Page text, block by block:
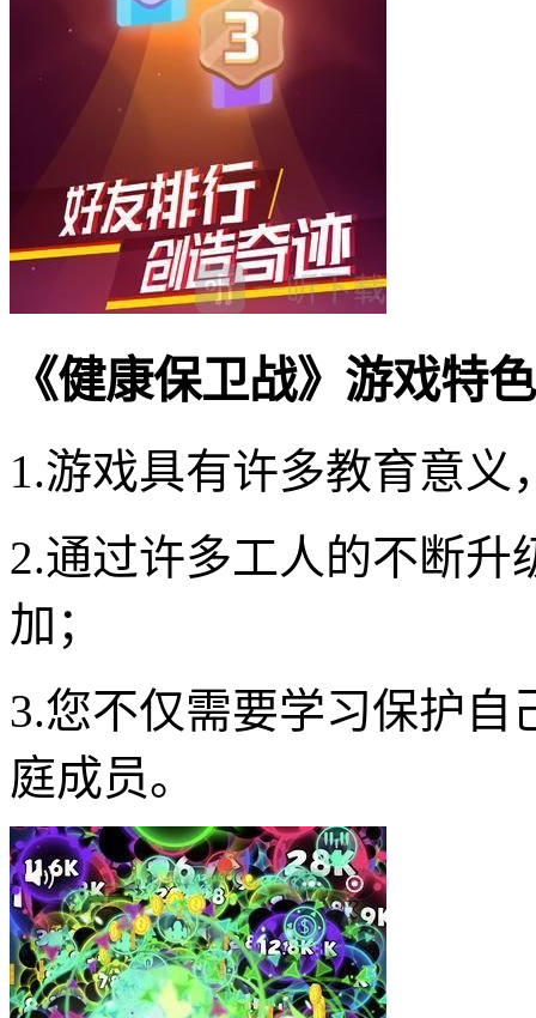
《健康保卫战》游戏特
1.游戏具有许多教育意
2.通过许多工人的不断
加；
3.您不仅需要学习保护
庭成员。